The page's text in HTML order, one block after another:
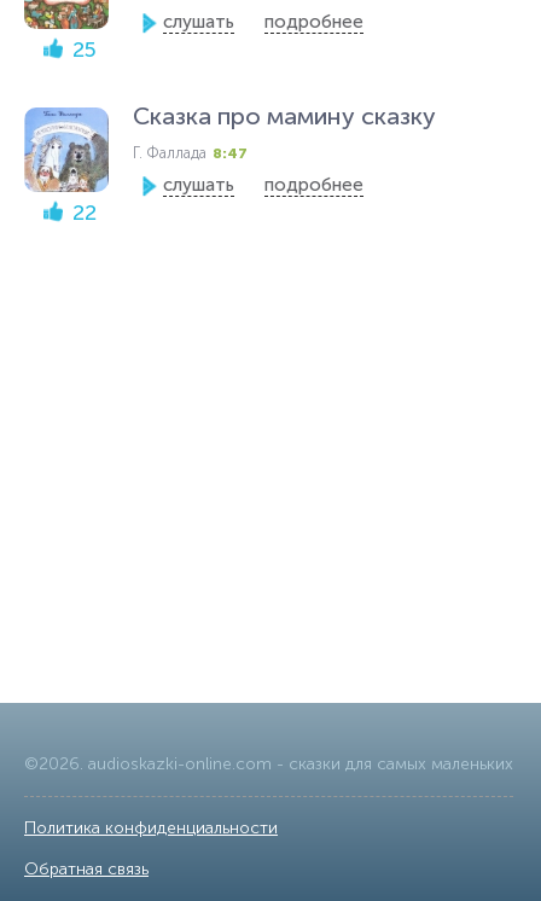
25
слушать подробнее
22
Сказка про мамину сказку
Г. Фаллада 8:47
слушать подробнее
©2026. audioskazki-online.com - сказки для самых маленьких
Политика конфиденциальности
Обратная связь